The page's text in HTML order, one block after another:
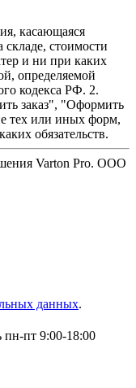
касающаяся
складе, стоимости
и ни при каких
определяемой
кодекса РФ. 2.
заказ", "Оформить
тех или иных форм,
обязательств.
Varton Pro. ООО
данных.
пт 9:00-18:00